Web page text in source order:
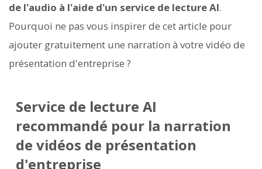
de l'audio à l'aide d'un service de lecture AI.
Pourquoi ne pas vous inspirer de cet article pour
ajouter gratuitement une narration à votre vidéo de
présentation d'entreprise ?
Service de lecture AI
recommandé pour la narration
de vidéos de présentation
d'entreprise